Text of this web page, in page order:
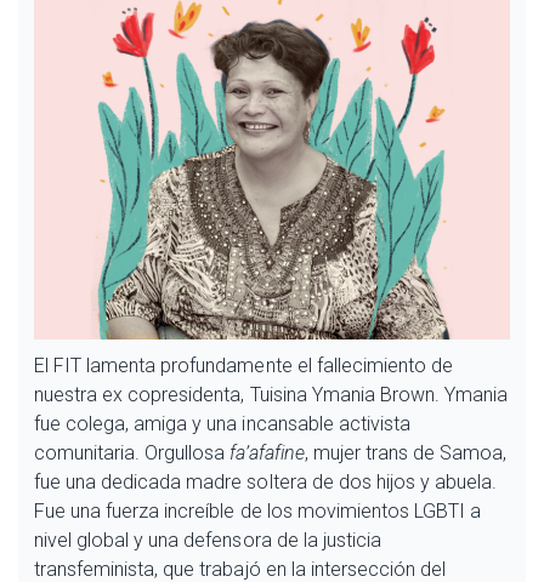
El FIT lamenta profundamente el fallecimiento de
nuestra ex copresidenta, Tuisina Ymania Brown. Ymania
fue colega, amiga y una incansable activista
comunitaria. Orgullosa fa’afafine, mujer trans de Samoa,
fue una dedicada madre soltera de dos hijos y abuela.
Fue una fuerza increíble de los movimientos LGBTI a
nivel global y una defensora de la justicia
transfeminista, que trabajó en la intersección del